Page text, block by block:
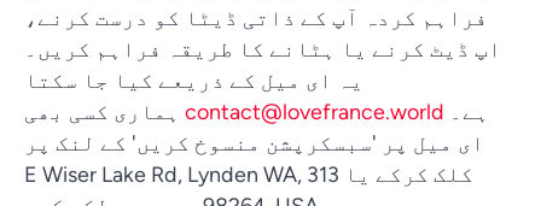
فراہم کردہ آپ کے ذاتی ڈیٹا کو درست کرنے،
اپ ڈیٹ کرنے یا ہٹانے کا طریقہ فراہم کریں۔
یہ ای میل کے ذریعے کیا جا سکتا
ہے۔ contact@lovefrance.world ہماری کسی بھی
ای میل پر 'سبسکرپشن منسوخ کریں' کے لنک پر
کلک کرکے یا 313 E Wiser Lake Rd, Lynden WA,